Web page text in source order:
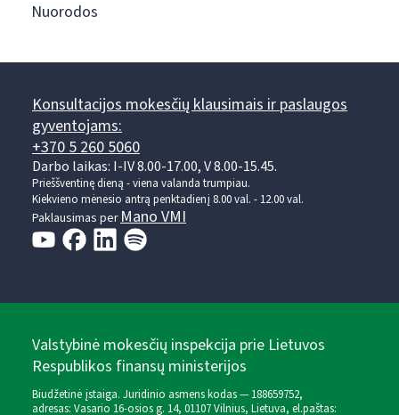
Nuorodos
Konsultacijos mokesčių klausimais ir paslaugos
gyventojams:
+370 5 260 5060
Darbo laikas: I-IV 8.00-17.00, V 8.00-15.45.
Prieššventinę dieną - viena valanda trumpiau.
Kiekvieno mėnesio antrą penktadienį 8.00 val. - 12.00 val.
Paklausimas perMano VMI
Valstybinė mokesčių inspekcija prie Lietuvos
Respublikos finansų ministerijos
Biudžetinė įstaiga. Juridinio asmens kodas — 188659752,
adresas: Vasario 16-osios g. 14, 01107 Vilnius, Lietuva, el.paštas: